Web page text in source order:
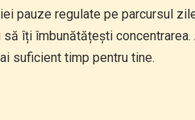
pauze regulate pe parcursul
îți îmbunătățești
suficient timp pentru tine.